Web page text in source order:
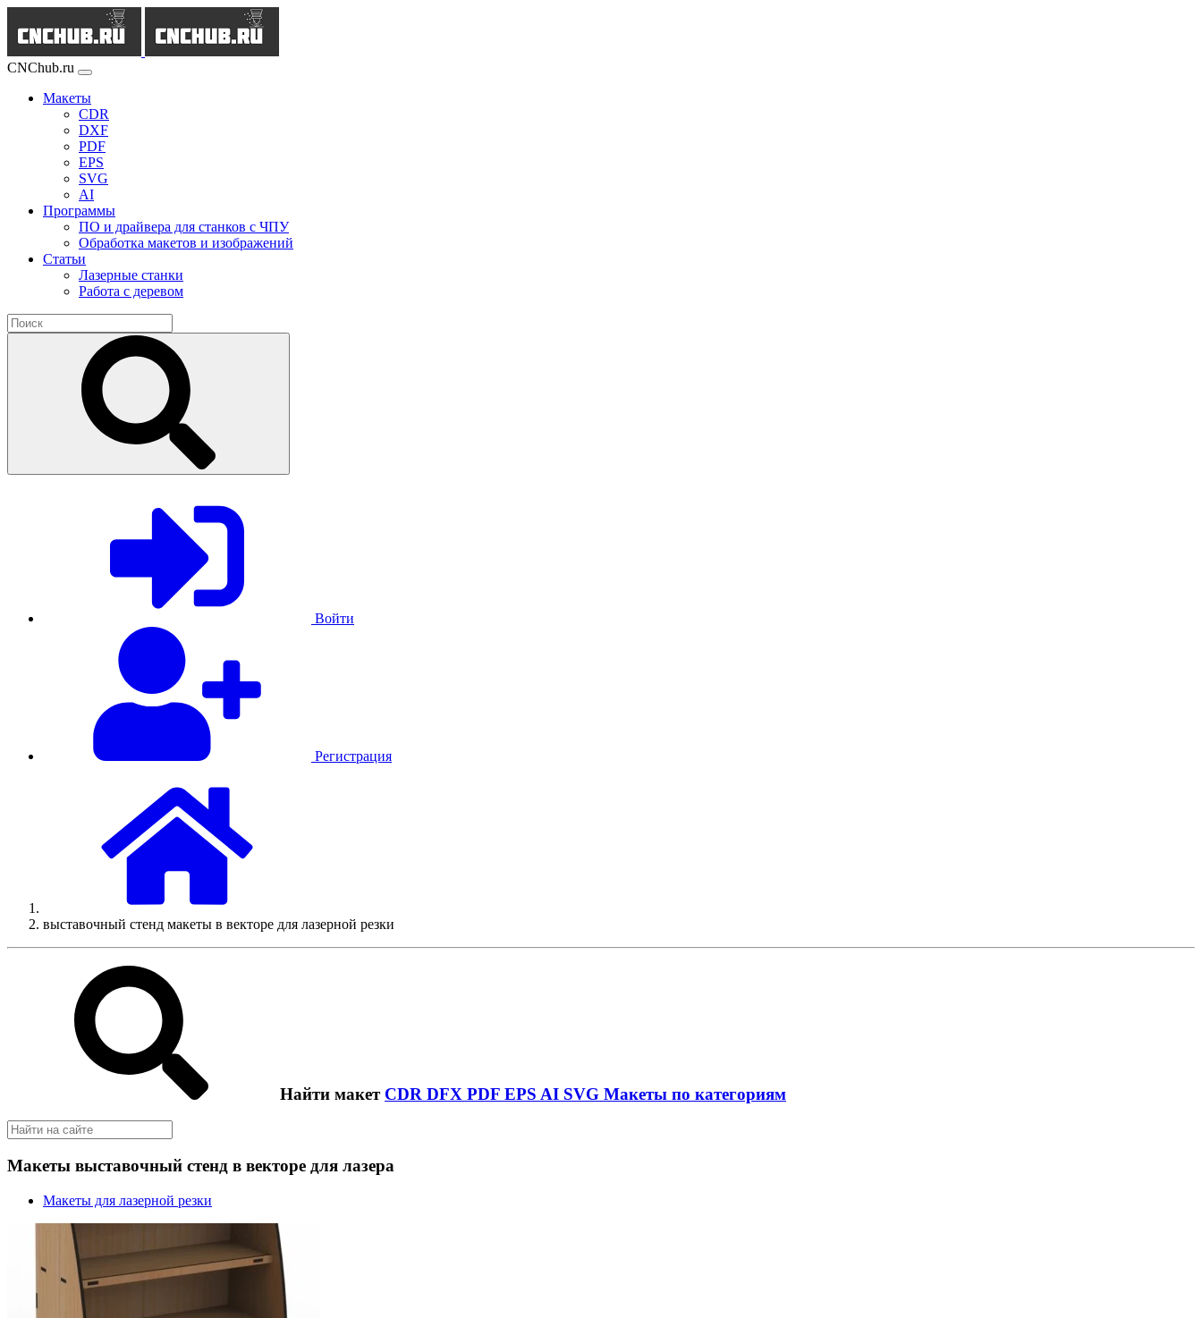
CNChub.ru
Макеты
CDR
DXF
PDF
EPS
SVG
AI
Программы
ПО и драйвера для станков с ЧПУ
Обработка макетов и изображений
Статьи
Лазерные станки
Работа с деревом
Войти
Регистрация
выставочный стенд макеты в векторе для лазерной резки
Найти макет CDR DFX PDF EPS AI SVG Макеты по категориям
Макеты выставочный стенд в векторе для лазера
Макеты для лазерной резки